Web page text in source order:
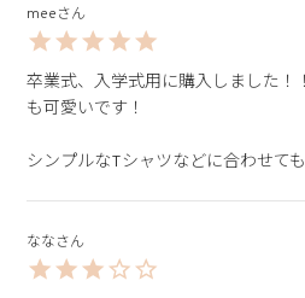
mee
卒業式、入学式用に購入しました！
も可愛いです！
シンプルなTシャツなどに合わせて
なな